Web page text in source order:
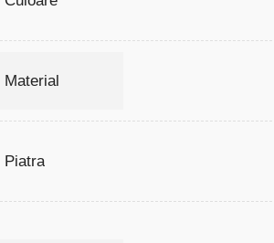
Material
Piatra